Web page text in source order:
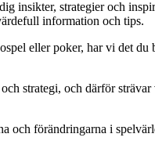
insikter, strategier och
information och tips.
eller poker, har vi det du
strategi, och därför
och förändringarna i